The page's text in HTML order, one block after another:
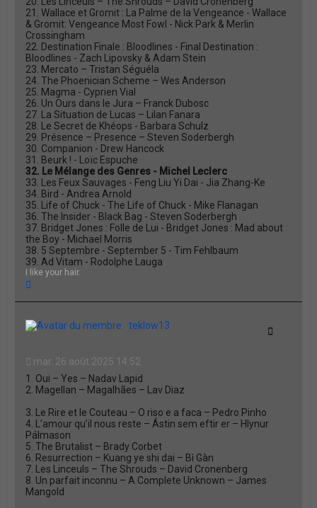
21. Wallace et Gromit : La Palme de la Vengeance - Wallace
& Gromit: Vengeance Most Fowl - Nick Park & Merlin
Crossingham
22. Destination Finale : Bloodlines - Final Destination :
Bloodlines - Zach Lipovsky & Adam Stein
23. Mercato – Tristan Séguéla
24. The Phoenician Scheme – Wes Anderson
25. Magma - Cyprien Vial
26. Un Ours dans le Jura – Franck Dubosc
27. La Situation de Lucas – Lilan Fanara
28. Le Secret de Khéops - Barbara Schulz
29. Présence – Presence – Steven Soderbergh
30. Companion - Drew Hancock
31. Beurk ! - Loïc Espuche
32. Le Mélange des Genres - Michel Leclerc
33. Les Feux Sauvages - Feng Liu Yi Dai - Jia Zhang-Ke
34. Bird - Andrea Arnold
35. Life of Chuck - The Life of Chuck - Mike Flanagan
36. The Insider - Black Bag - Steven Soderbergh
37. Bridget Jones : Folle de Lui - Bridget Jones : Mad about
the Boy - Michael Morris
38. 5 Septembre - September 5 - Tim Fehlbaum
39. Ad Vitam - Rodolphe Lauga
I like your hair.
u
teklow13
Citation
mar. 26 août 2025 14:52
1. Oui – Yes – Nadav Lapid
2. Magellan – Magalhães – Lav Diaz
3. Le Rire et le Couteau – O riso e a faca – Pedro Pinho
4. L’amour qu’il nous reste – Ástin sem eftir er – Hlynur
Pálmason
5. The Brutalist – Brady Corbet
6. Resurrection – Kuang ye shi dai – Bì Gàn
7. Les Linceuls – The Shrouds – David Cronenberg
8. Un parfait inconnu – A Complete Unknown – James
Mangold